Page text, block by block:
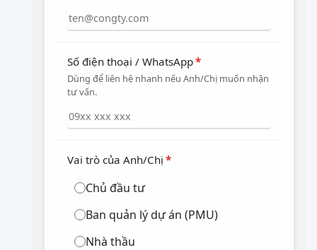
Số điện thoại / WhatsApp*
Dùng để liên hệ nhanh nếu Anh/Chị muốn nhận
tư vấn.
Vai trò của Anh/Chị *
Chủ đầu tư
Ban quản lý dự án (PMU)
Nhà thầu